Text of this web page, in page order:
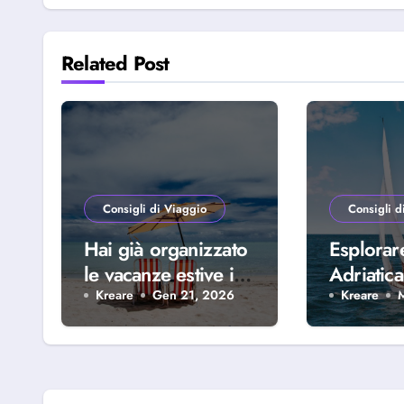
Related Post
Consigli di Viaggio
Hai già organizzato
le vacanze estive in
famiglia? Scopri
perché scegliere
Alba Adriatica
Kreare Gen 21, 2026
Consigli
della
Kreare